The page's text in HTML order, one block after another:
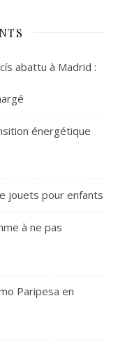
abattu à Madrid :
énergétique
jouets pour enfants
à ne pas
Paripesa en